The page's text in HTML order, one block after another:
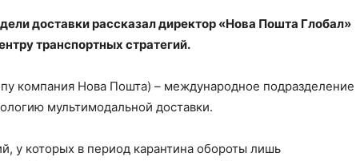
доставки рассказал директор «Нова Пошта Глобал»
транспортных стратегий.
компания Нова Пошта) – международное подразделение
мультимодальной доставки.
у которых в период карантина обороты лишь